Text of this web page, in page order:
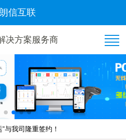
朗信互联
决方案服务商
与我司隆重签约！